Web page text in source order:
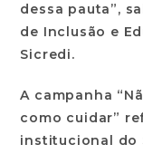
dessa pauta”,
de Inclusão e
Sicredi.
A campanha
como cuidar”
institucional do